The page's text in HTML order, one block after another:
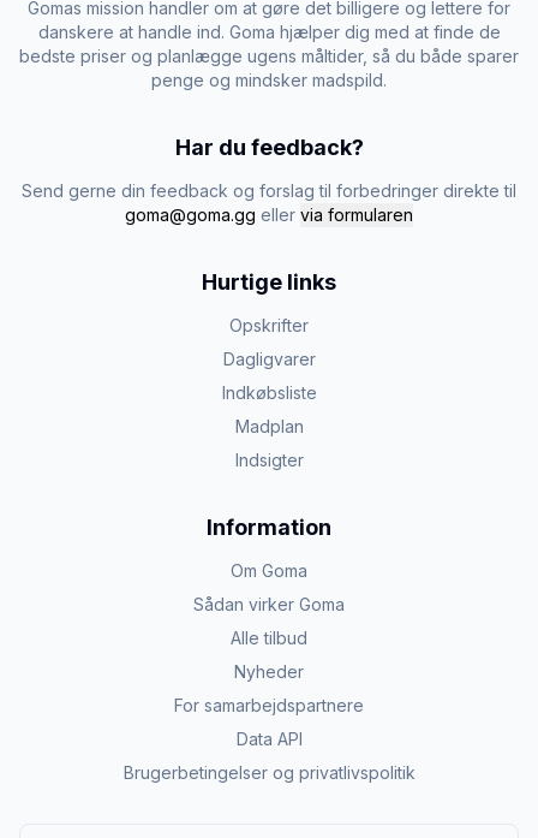
Gomas mission handler om at gøre det billigere og lettere for
danskere at handle ind. Goma hjælper dig med at finde de
bedste priser og planlægge ugens måltider, så du både sparer
penge og mindsker madspild.
Har du feedback?
Send gerne din feedback og forslag til forbedringer direkte til
goma@goma.gg eller via formularen
Hurtige links
Opskrifter
Dagligvarer
Indkøbsliste
Madplan
Indsigter
Information
Om Goma
Sådan virker Goma
Alle tilbud
Nyheder
For samarbejdspartnere
Data API
Brugerbetingelser og privatlivspolitik